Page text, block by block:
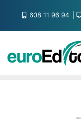
608 11 96 94